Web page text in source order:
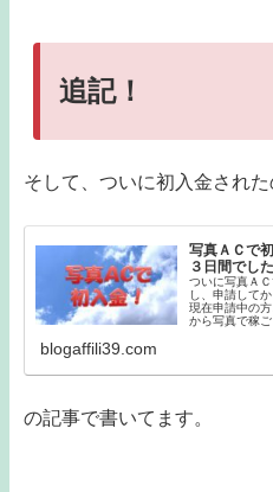
追記！
そして、ついに初入金され
写真ＡＣで
３日間でした
ついに写真Ａ
し、申請して
現在申請中の
から写真で稼
blogaffili39.com
の記事で書いてます。